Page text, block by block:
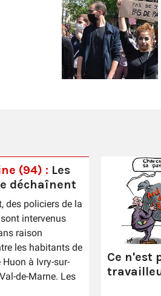
(94) : Les
déchaînent
des policiers de la
intervenus
raison
les habitants de
à Ivry-sur-
de-Marne. Les
Ce n'est